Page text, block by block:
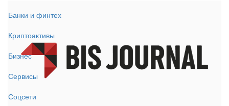
Банки и финтех
Криптоактивы
Бизнес
Сервисы
Соцсети